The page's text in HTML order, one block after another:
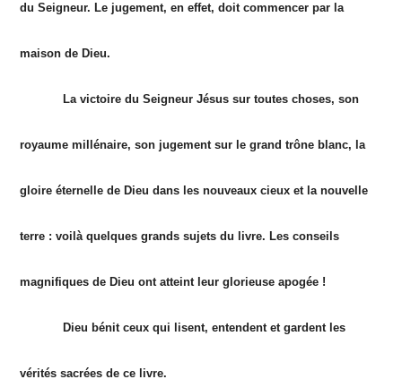
du Seigneur. Le jugement, en effet, doit commencer par la
maison de Dieu.
La victoire du Seigneur Jésus sur toutes choses, son
royaume millénaire, son jugement sur le grand trône blanc, la
gloire éternelle de Dieu dans les nouveaux cieux et la nouvelle
terre : voilà quelques grands sujets du livre. Les conseils
magnifiques de Dieu ont atteint leur glorieuse apogée !
Dieu bénit ceux qui lisent, entendent et gardent les
vérités sacrées de ce livre.